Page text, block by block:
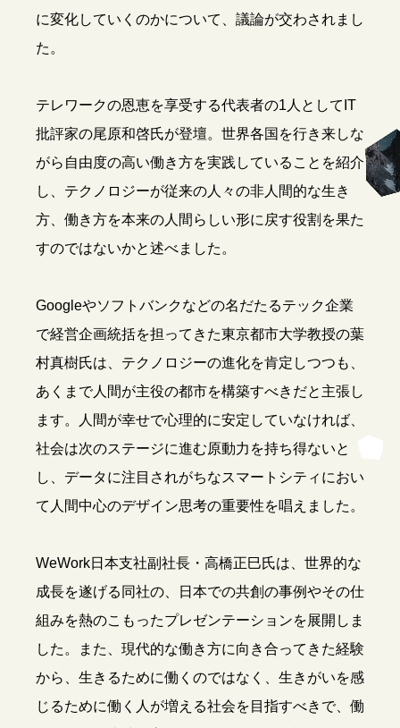
に変化していくのかについて、議論が交わされまし
た。
テレワークの恩恵を享受する代表者の1人としてIT
批評家の尾原和啓氏が登壇。世界各国を行き来しな
がら自由度の高い働き方を実践していることを紹介
し、テクノロジーが従来の人々の非人間的な生き
方、働き方を本来の人間らしい形に戻す役割を果た
すのではないかと述べました。
Googleやソフトバンクなどの名だたるテック企業
で経営企画統括を担ってきた東京都市大学教授の葉
村真樹氏は、テクノロジーの進化を肯定しつつも、
あくまで人間が主役の都市を構築すべきだと主張し
ます。人間が幸せで心理的に安定していなければ、
社会は次のステージに進む原動力を持ち得ないと
し、データに注目されがちなスマートシティにおい
て人間中心のデザイン思考の重要性を唱えました。
WeWork日本支社副社長・高橋正巳氏は、世界的な
成長を遂げる同社の、日本での共創の事例やその仕
組みを熱のこもったプレゼンテーションを展開しま
した。また、現代的な働き方に向き合ってきた経験
から、生きるために働くのではなく、生きがいを感
じるために働く人が増える社会を目指すべきで、働